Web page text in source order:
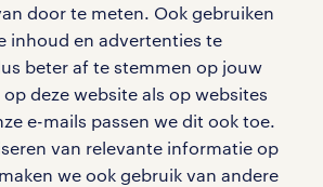
door te meten. Ook gebruiken
inhoud en advertenties te
beter af te stemmen op jouw
deze website als op websites
e-mails passen we dit ook toe.
van relevante informatie op
we ook gebruik van andere
leukste content omtrent
en inspiratie.